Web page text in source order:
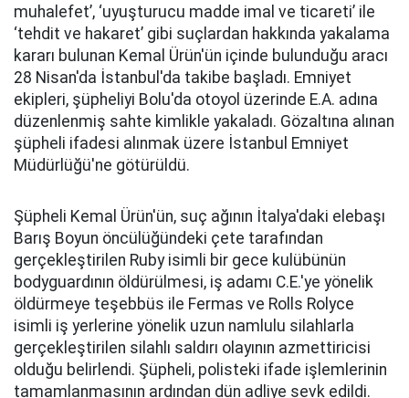
muhalefet’, ‘uyuşturucu madde imal ve ticareti’ ile
‘tehdit ve hakaret’ gibi suçlardan hakkında yakalama
kararı bulunan Kemal Ürün'ün içinde bulunduğu aracı
28 Nisan'da İstanbul'da takibe başladı. Emniyet
ekipleri, şüpheliyi Bolu'da otoyol üzerinde E.A. adına
düzenlenmiş sahte kimlikle yakaladı. Gözaltına alınan
şüpheli ifadesi alınmak üzere İstanbul Emniyet
Müdürlüğü'ne götürüldü.
Şüpheli Kemal Ürün'ün, suç ağının İtalya'daki elebaşı
Barış Boyun öncülüğündeki çete tarafından
gerçekleştirilen Ruby isimli bir gece kulübünün
bodyguardının öldürülmesi, iş adamı C.E.'ye yönelik
öldürmeye teşebbüs ile Fermas ve Rolls Rolyce
isimli iş yerlerine yönelik uzun namlulu silahlarla
gerçekleştirilen silahlı saldırı olayının azmettiricisi
olduğu belirlendi. Şüpheli, polisteki ifade işlemlerinin
tamamlanmasının ardından dün adliye sevk edildi.